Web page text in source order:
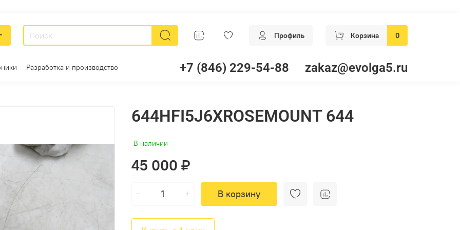
Профиль Корзина 0
Разработка и производство +7 (846) 229-54-88 zakaz@evolga5.ru
644HFI5J6XROSEMOUNT 644
В наличии
45 000 ₽
В корзину